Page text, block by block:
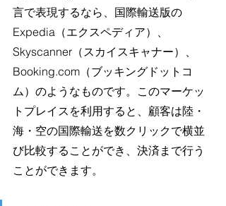
言で表現するなら、国際輸送版の
Expedia（エクスペディア）、
Skyscanner（スカイスキャナー）、
Booking.com（ブッキングドットコ
ム）のようなものです。このマーケッ
トプレイスを利用すると、顧客は陸・
海・空の国際輸送を数クリックで横並
び比較することができ、決済まで行う
ことができます。